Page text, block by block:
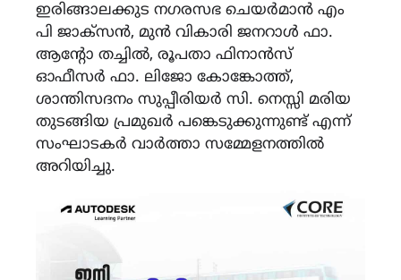
ഇരിങ്ങാലക്കുട നഗരസഭ ചെയർമാൻ എം
പി ജാക്സൻ, മുൻ വികാരി ജനറാൾ ഫാ.
ആൻ്റോ തച്ചിൽ, രൂപതാ ഫിനാൻസ്
ഓഫീസർ ഫാ. ലിജോ കോങ്കോത്ത്,
ശാന്തിസദനം സുപ്പീരിയർ സി. നെസ്സി മരിയ
തുടങ്ങിയ പ്രമുഖർ പങ്കെടുക്കുന്നുണ്ട് എന്ന്
സംഘാടകർ വാർത്താ സമ്മേളനത്തിൽ
അറിയിച്ചു.